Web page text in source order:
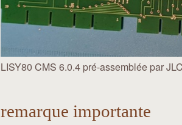
LISY80 CMS 6.0.4 pré-assemblée par
remarque importante